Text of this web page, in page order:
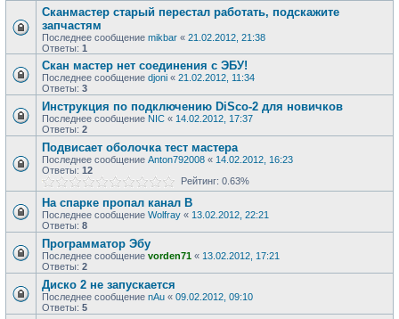
Сканмастер старый перестал работать, подскажите
запчастям
Последнее сообщение mikbar « 21.02.2012, 21:38
Ответы: 1
Скан мастер нет соединения с ЭБУ!
Последнее сообщение djoni « 21.02.2012, 11:34
Ответы: 3
Инструкция по подключению DiSco-2 для новичков
Последнее сообщение NIC « 14.02.2012, 17:37
Ответы: 2
Подвисает оболочка тест мастера
Последнее сообщение Anton792008 « 14.02.2012, 16:23
Ответы: 12
Рейтинг: 0.63%
На спарке пропал канал В
Последнее сообщение Wolfray « 13.02.2012, 22:21
Ответы: 8
Программатор Эбу
Последнее сообщение vorden71 « 13.02.2012, 17:21
Ответы: 2
Диско 2 не запускается
Последнее сообщение nAu « 09.02.2012, 09:10
Ответы: 5